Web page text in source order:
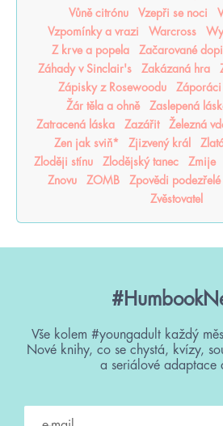
Vůně citrónu
Vzepři se noci
Vzpomínky a vrazi
Warcross
Z krve a popela
Začarované
Záhady v Sinclair's
Zakázaná hra
Zápisky z Rosewoodu
Záporáci
Žár těla a ohně
Zaslepená
Zatracená láska
Zazářit Železná
Zen jak sviň*
Zjizvený král
Zloději stínu
Zlodějský tanec Zmije
Znovu
ZOMB Zpovědi podezřelé
Zvěstovatel
Vše kolem #youngadult každý
Nové knihy, co se chystá, kvízy,
a seriálové adaptace